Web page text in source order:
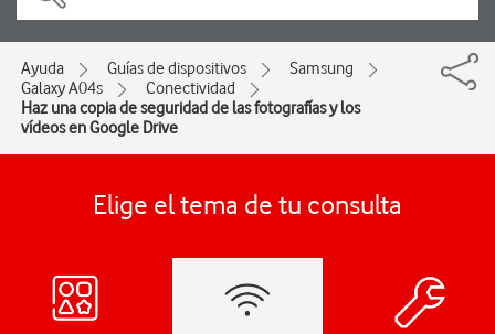
Ayuda Guías de dispositivos
Samsung
Galaxy A04s
Conectividad
Haz una copia de seguridad de las fotografías y los
vídeos en Google Drive
Elige el tema de tu consulta